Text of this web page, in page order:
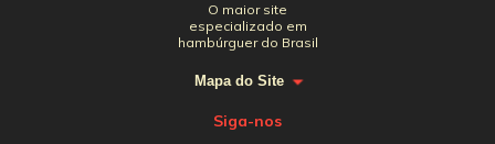
O maior site
especializado em
hambúrguer do Brasil
Mapa do Site
Siga-nos